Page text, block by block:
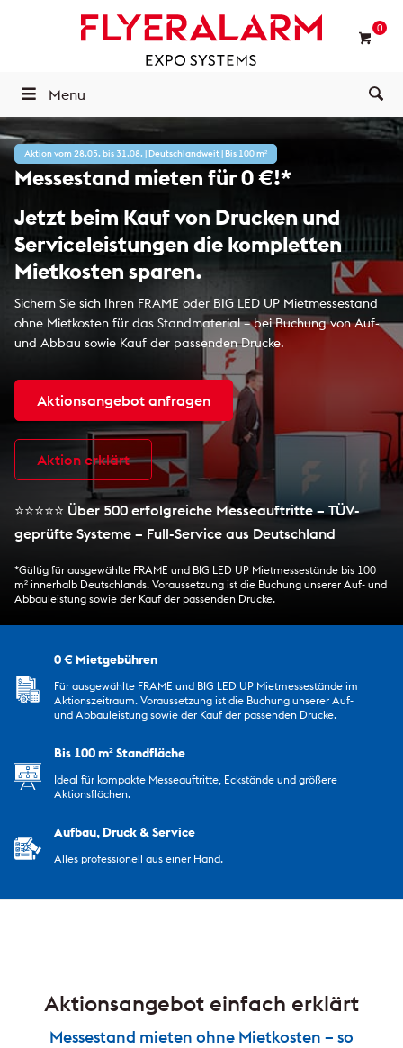
0
Menu
Aktion vom 28.05. bis 31.08. | Deutschlandweit | Bis 100 m²
Messestand mieten für 0 €!*
Jetzt beim Kauf von Drucken und
Serviceleistungen die kompletten
Mietkosten sparen.
Sichern Sie sich Ihren FRAME oder BIG LED UP Mietmessestand
ohne Mietkosten für das Standmaterial – bei Buchung von Auf-
und Abbau sowie Kauf der passenden Drucke.
Aktionsangebot anfragen
Aktion erklärt
⭐⭐⭐⭐⭐ Über 500 erfolgreiche Messeauftritte – TÜV-
geprüfte Systeme – Full-Service aus Deutschland
*Gültig für ausgewählte FRAME und BIG LED UP Mietmessestände bis 100
m² innerhalb Deutschlands. Voraussetzung ist die Buchung unserer Auf- und
Abbauleistung sowie der Kauf der passenden Drucke.
0 € Mietgebühren
Für ausgewählte FRAME und BIG LED UP Mietmessestände im
Aktionszeitraum. Voraussetzung ist die Buchung unserer Auf-
und Abbauleistung sowie der Kauf der passenden Drucke.
Bis 100 m² Standfläche
Ideal für kompakte Messeauftritte, Eckstände und größere
Aktionsflächen.
Aufbau, Druck & Service
Alles professionell aus einer Hand.
Aktionsangebot einfach erklärt
Messestand mieten ohne Mietkosten – so